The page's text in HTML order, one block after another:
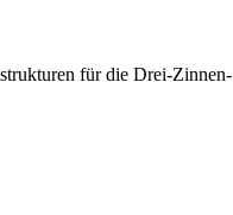
für die Drei-Zinnen-